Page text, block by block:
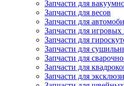
Запчасти для
Запчасти для весов
Запчасти для
Запчасти для игровых
Запчасти для
Запчасти для
Запчасти для
Запчасти для
Запчасти для